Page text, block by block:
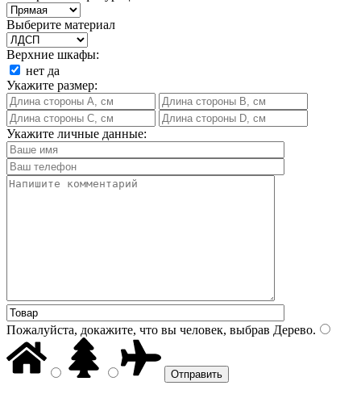
Выберите материал
Верхние шкафы:
нет да
Укажите размер:
Укажите личные данные:
Пожалуйста, докажите, что вы человек, выбрав Дерево.